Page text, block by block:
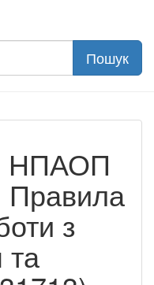
НПАОП
Правила
з
та